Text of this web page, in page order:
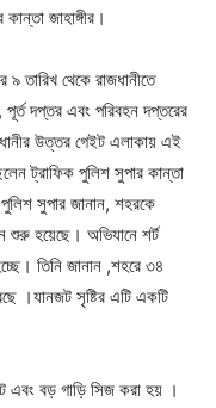
জাহাঙ্গীর।
তারিখ থেকে রাজধানীতে
দপ্তর এবং পরিবহন দপ্তরের
উত্তর গেইট এলাকায় এই
ট্রাফিক পুলিশ সুপার কান্তা
পুলিশ সুপার জানান, শহরকে
হয়েছে। অভিযানে শর্ট
তিনি জানান ,শহরে ৩৪
।যানজট সৃষ্টির এটি একটি
এবং বড় গাড়ি সিজ করা হয় ।